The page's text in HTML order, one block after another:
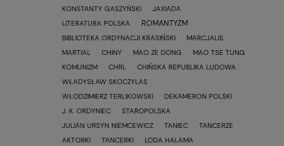
KONSTANTY GASZYŃSKI
JAXIADA
LITERATURA POLSKA
ROMANTYZM
BIBLIOTEKA ORDYNACJI KRASIŃSKI
MARCJALIS
MARTIAL
CHINY MAO ZE DONG
MAO TSE TUNG
KOMUNIZM
CHRL
CHIŃSKA REPUBLIKA LUDOWA
WŁADYSŁAW SKOCZYLAS
WŁODZIMIERZ TERLIKOWSKI
DEKAMERON POLSKI
J. K. ORDYNIEC
STAROPOLSKA
JULIAN URSYN NIEMCEWICZ
TANIEC
TANCERZE
AKTORKI
TANCERKI
LODA HALAMA